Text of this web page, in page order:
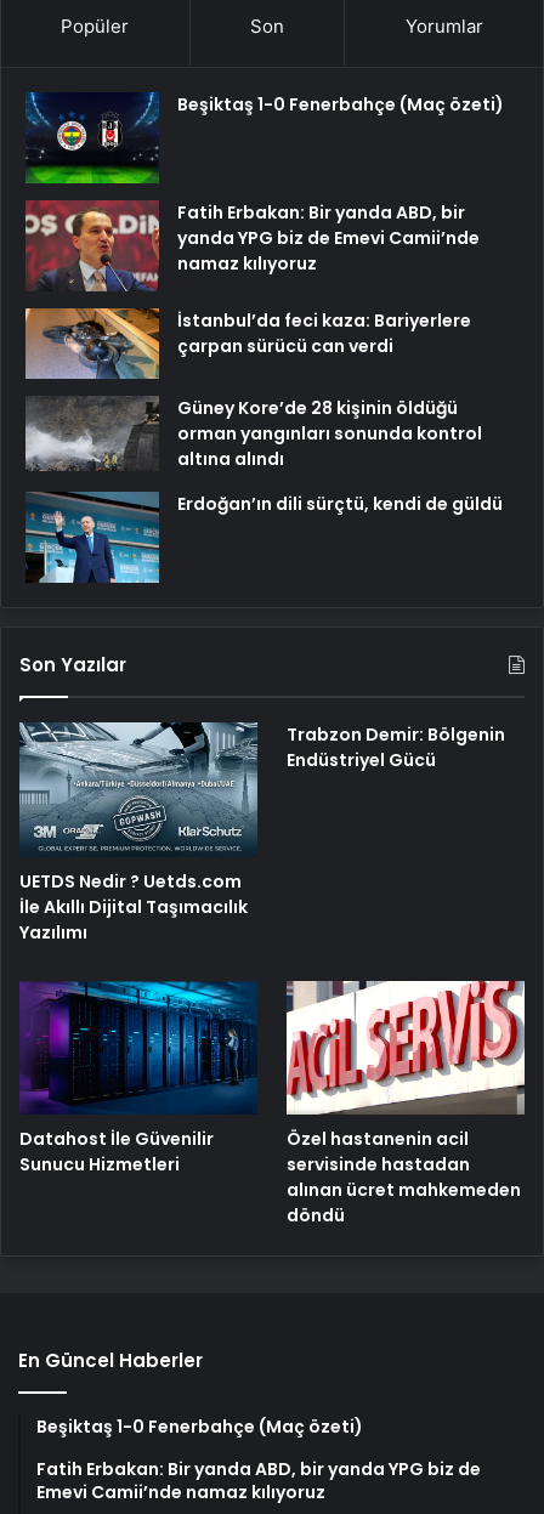
Popüler Son Yorumlar
Beşiktaş 1-0 Fenerbahçe (Maç özeti)
Fatih Erbakan: Bir yanda ABD, bir
yanda YPG biz de Emevi Camii’nde
namaz kılıyoruz
İstanbul’da feci kaza: Bariyerlere
çarpan sürücü can verdi
Güney Kore’de 28 kişinin öldüğü
orman yangınları sonunda kontrol
altına alındı
Erdoğan’ın dili sürçtü, kendi de güldü
Son Yazılar
UETDS Nedir ? Uetds.com
İle Akıllı Dijital Taşımacılık
Yazılımı
Trabzon Demir: Bölgenin
Endüstriyel Gücü
Datahost İle Güvenilir
Sunucu Hizmetleri
Özel hastanenin acil
servisinde hastadan
alınan ücret mahkemeden
döndü
En Güncel Haberler
Beşiktaş 1-0 Fenerbahçe (Maç özeti)
Fatih Erbakan: Bir yanda ABD, bir yanda YPG biz de
Emevi Camii’nde namaz kılıyoruz